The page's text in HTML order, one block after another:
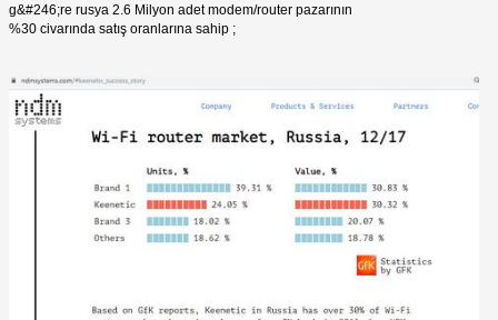
g&#246;re rusya 2.6 Milyon adet modem/router pazarının
%30 civarında satış oranlarına sahip ;